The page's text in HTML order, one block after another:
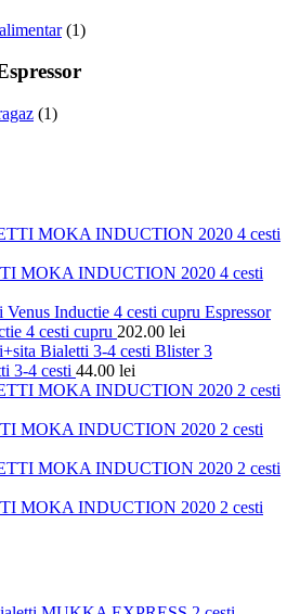
(1)
(1)
MOKA INDUCTION 2020 4 cesti
Espressor
4 cesti cupru 202.00 lei
Blister 3
3-4 cesti 44.00 lei
MOKA INDUCTION 2020 2 cesti
MOKA INDUCTION 2020 2 cesti